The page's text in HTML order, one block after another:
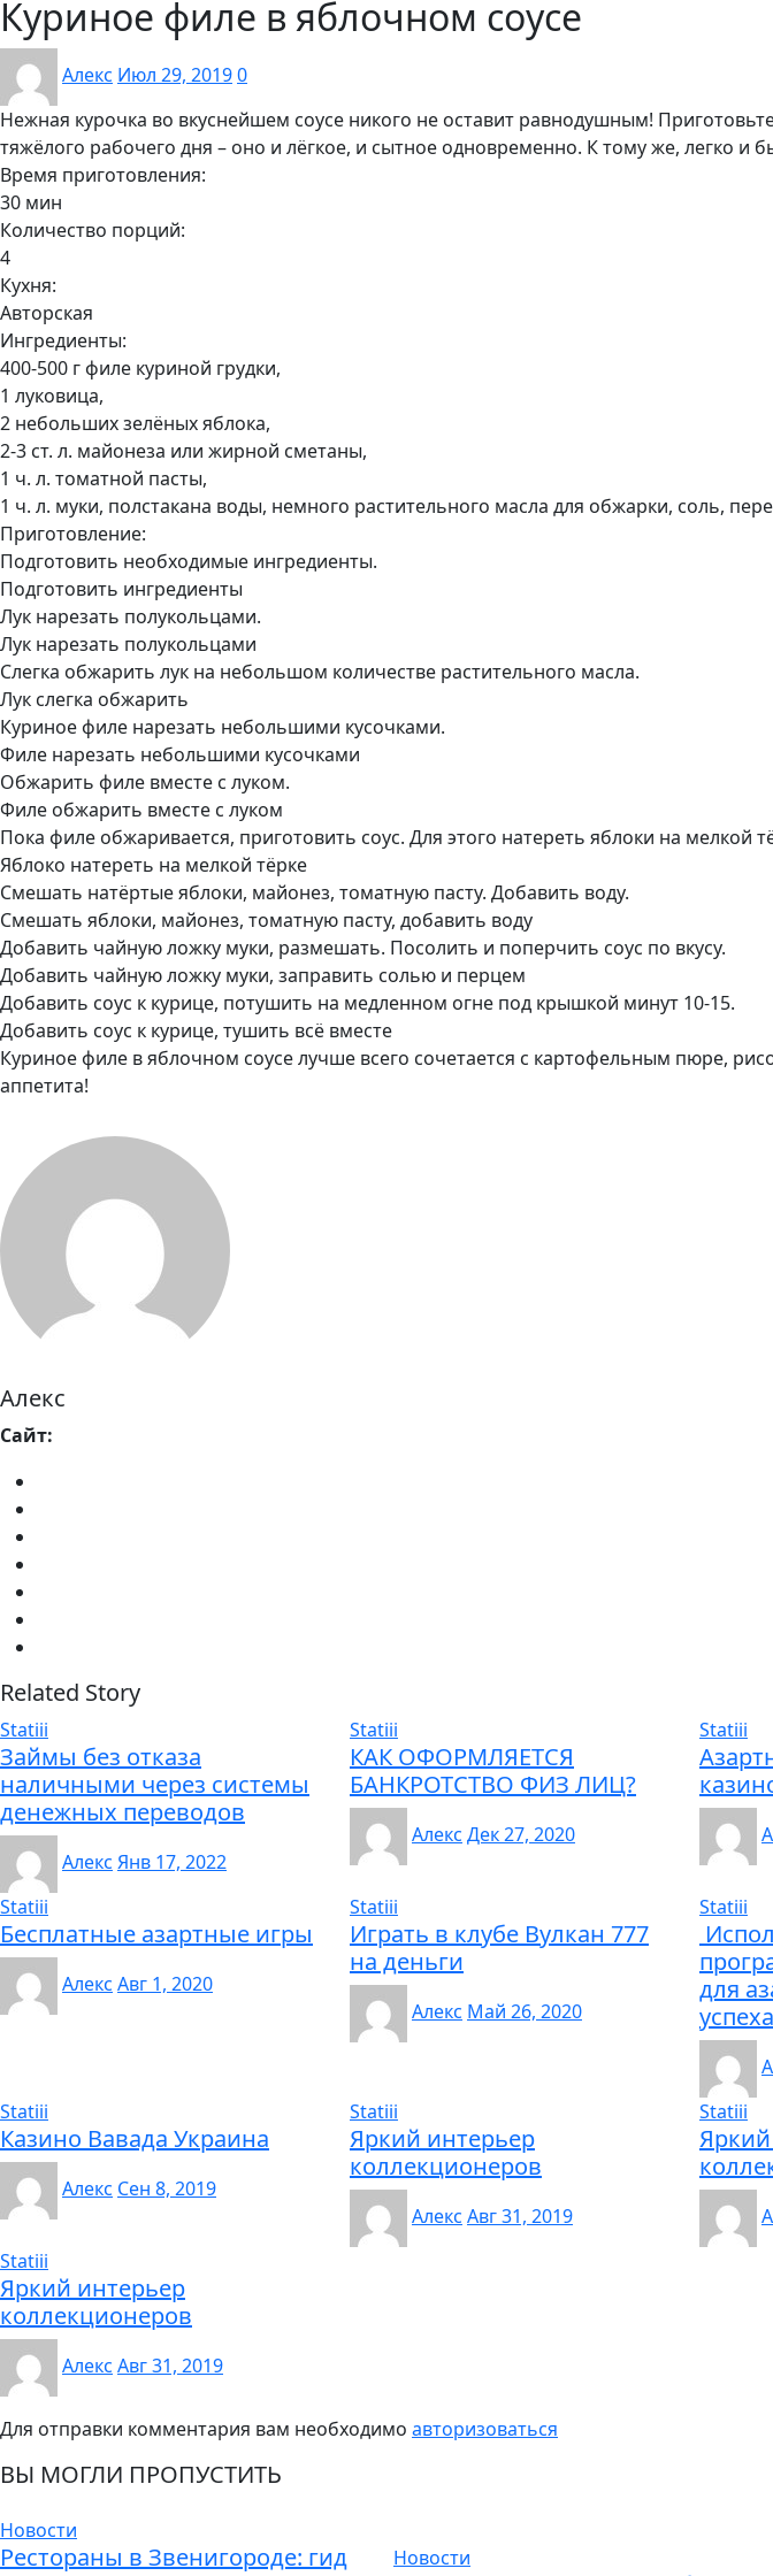
Куриное филе в яблочном соусе
Алекс Июл 29, 20190
Нежная курочка во вкуснейшем соусе никого не оставит равнодушным!
тяжёлого рабочего дня – оно и лёгкое, и сытное одновременно. К тому же, легко и
Время приготовления:
30 мин
Количество порций:
4
Кухня:
Авторская
Ингредиенты:
400-500 г филе куриной грудки,
1 луковица,
2 небольших зелёных яблока,
2-3 ст. л. майонеза или жирной сметаны,
1 ч. л. томатной пасты,
1 ч. л. муки, полстакана воды, немного растительного масла для обжарки, соль,
Приготовление:
Подготовить необходимые ингредиенты.
Подготовить ингредиенты
Лук нарезать полукольцами.
Лук нарезать полукольцами
Слегка обжарить лук на небольшом количестве растительного масла.
Лук слегка обжарить
Куриное филе нарезать небольшими кусочками.
Филе нарезать небольшими кусочками
Обжарить филе вместе с луком.
Филе обжарить вместе с луком
Пока филе обжаривается, приготовить соус. Для этого натереть яблоки на мелкой
Яблоко натереть на мелкой тёрке
Смешать натёртые яблоки, майонез, томатную пасту. Добавить воду.
Смешать яблоки, майонез, томатную пасту, добавить воду
Добавить чайную ложку муки, размешать. Посолить и поперчить соус по вкусу.
Добавить чайную ложку муки, заправить солью и перцем
Добавить соус к курице, потушить на медленном огне под крышкой минут 10-15.
Добавить соус к курице, тушить всё вместе
Куриное филе в яблочном соусе лучше всего сочетается с картофельным пюре,
аппетита!
Алекс
Сайт:
Related Story
Statiii
Займы без отказа
наличными через системы
денежных переводов
Алекс Янв 17, 2022
Statiii
КАК ОФОРМЛЯЕТСЯ
БАНКРОТСТВО ФИЗ ЛИЦ?
Алекс Дек 27, 2020
Statiii
Statiii
Бесплатные азартные игры
Алекс Авг 1, 2020
Statiii
Играть в клубе Вулкан 777
на деньги
Алекс Май 26, 2020
Statiii
для
Statiii
Казино Вавада Украина
Алекс Сен 8, 2019
Statiii
Яркий интерьер
коллекционеров
Алекс Авг 31, 2019
Statiii
Statiii
Яркий интерьер
коллекционеров
Алекс Авг 31, 2019
Для отправки комментария вам необходимо авторизоваться
ВЫ МОГЛИ ПРОПУСТИТЬ
Новости
Рестораны в Звенигороде: гид
Новости